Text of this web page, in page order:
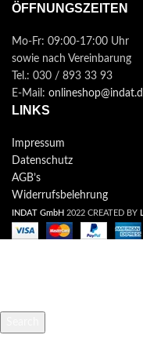
ÖFFNUNGSZEITEN
Mo-Fr: 09:00-17:00 Uhr
sowie nach Vereinbarung
Tel.: 030 / 893 33 93
E-Mail:
LINKS
Impressum
Datenschutz
AGB’s
Widerrufsbelehrung
INDAT GmbH 2022 CREATED BY
Beginne zu tippen, um nach